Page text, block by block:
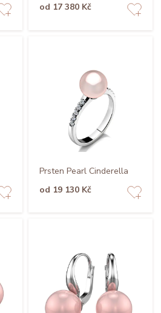
od 17 380 Kč
Prsten Pearl Cinderella
od 19 130 Kč